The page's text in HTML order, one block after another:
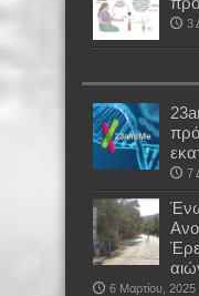
3
7
6 Μαρτίου, 2025